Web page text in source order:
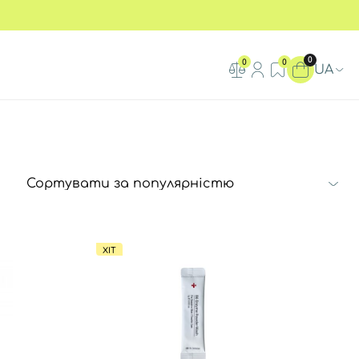
0 0 0
UA
ХІТ